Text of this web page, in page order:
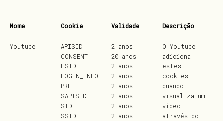
Nome Cookie Validade Descrição
Youtube
APISID
CONSENT
HSID
LOGIN_INFO
PREF
SAPISID
SID
SSID
2 anos
20 anos
2 anos
2 anos
2 anos
2 anos
2 anos
2 anos
O Youtube
adiciona
estes
cookies
quando
visualiza um
vídeo
através do